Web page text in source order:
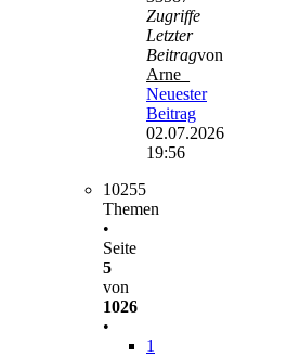
Zugriffe
Letzter
Beitragvon
Arne_
Neuester
Beitrag
02.07.2026
19:56
10255
Themen
•
Seite
5
von
1026
•
1